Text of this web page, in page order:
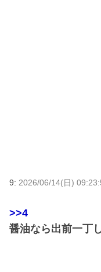
9: 2026/06/14(日)
>>4
醤油なら出前一丁